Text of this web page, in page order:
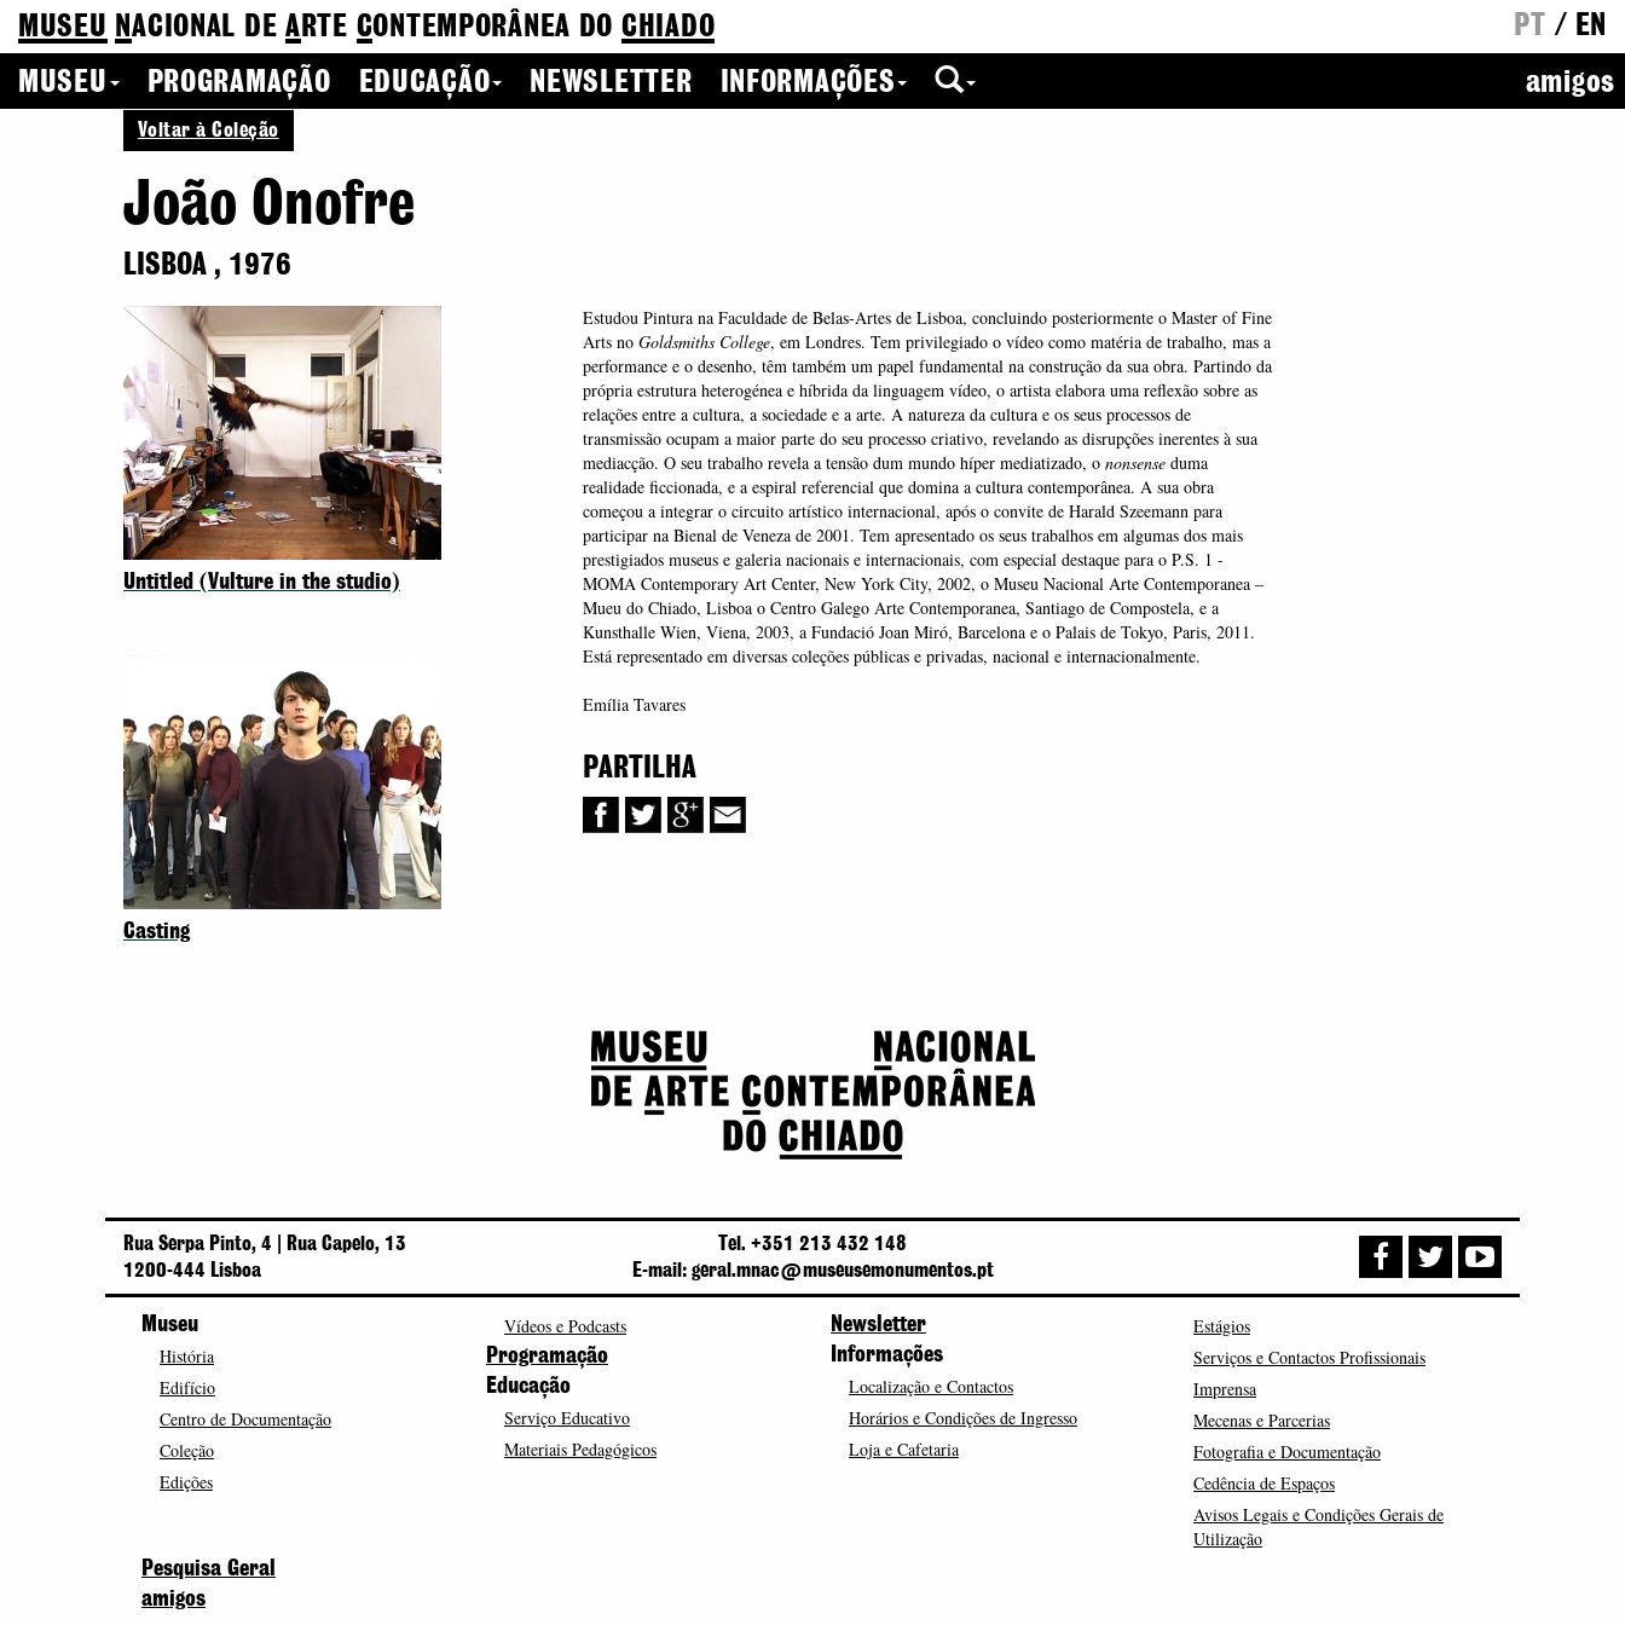
MUSEU NACIONAL DEA RTE CONTEMPORÂNEA DO CHIADO PT / EN
MUSEU
PROGRAMAÇÃO EDUCAÇÃO NEWSLETTER INFORMAÇÕES amigos
Voltar à Coleção
João Onofre
LISBOA , 1976
Estudou Pintura na Faculdade de Belas-Artes de Lisboa, concluindo posteriormente o Master of Fine
Arts no Goldsmiths College, em Londres. Tem privilegiado o vídeo como matéria de trabalho, mas a
performance e o desenho, têm também um papel fundamental na construção da sua obra. Partindo da
própria estrutura heterogénea e híbrida da linguagem vídeo, o artista elabora uma reflexão sobre as
relações entre a cultura, a sociedade e a arte. A natureza da cultura e os seus processos de
transmissão ocupam a maior parte do seu processo criativo, revelando as disrupções inerentes à sua
mediacção. O seu trabalho revela a tensão dum mundo híper mediatizado, o nonsense duma
realidade ficcionada, e a espiral referencial que domina a cultura contemporânea. A sua obra
começou a integrar o circuito artístico internacional, após o convite de Harald Szeemann para
participar na Bienal de Veneza de 2001. Tem apresentado os seus trabalhos em algumas dos mais
prestigiados museus e galeria nacionais e internacionais, com especial destaque para o P.S. 1 -
MOMA Contemporary Art Center, New York City, 2002, o Museu Nacional Arte Contemporanea –
Mueu do Chiado, Lisboa o Centro Galego Arte Contemporanea, Santiago de Compostela, e a
Kunsthalle Wien, Viena, 2003, a Fundació Joan Miró, Barcelona e o Palais de Tokyo, Paris, 2011.
Está representado em diversas coleções públicas e privadas, nacional e internacionalmente.
Emília Tavares
PARTILHA
Untitled (Vulture in the studio)
Casting
Rua Serpa Pinto, 4 | Rua Capelo, 13
1200-444 Lisboa
Tel. +351 213 432 148
E-mail: geral.mnac@museusemonumentos.pt
Museu
História
Edifício
Centro de Documentação
Coleção
Edições
Vídeos e Podcasts
Programação
Educação
Serviço Educativo
Materiais Pedagógicos
Newsletter
Informações
Localização e Contactos
Horários e Condições de Ingresso
Loja e Cafetaria
Estágios
Serviços e Contactos Profissionais
Imprensa
Mecenas e Parcerias
Fotografia e Documentação
Cedência de Espaços
Avisos Legais e Condições Gerais de
Utilização
Pesquisa Geral
amigos